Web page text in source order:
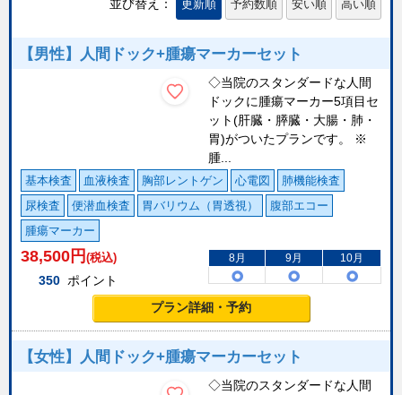
並び替え： 更新順 予約数順 安い順 高い順
【男性】人間ドック+腫瘍マーカーセット
◇当院のスタンダードな人間
ドックに腫瘍マーカー5項目セ
ット(肝臓・膵臓・大腸・肺・
胃)がついたプランです。 ※
腫...
基本検査 血液検査 胸部レントゲン 心電図
肺機能検査
尿検査
便潜血検査 胃バリウム（胃透視）
腹部エコー
腫瘍マーカー
38,500 円 (税込)
350 ポイント
8月 9月 10月
プラン詳細・予約
【女性】人間ドック+腫瘍マーカーセット
◇当院のスタンダードな人間